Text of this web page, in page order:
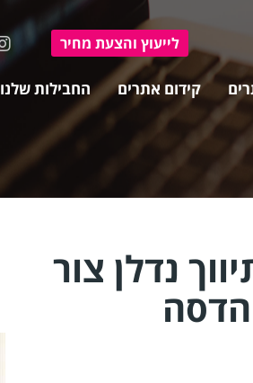
לייעוץ והצעת מחיר
קידום אתרים החבילות שלנו
נדלן צור
הדסה